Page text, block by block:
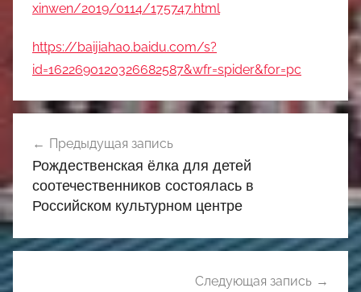
xinwen/2019/0114/175747.html
https://baijiahao.baidu.com/s?
id=1622690120326682587&wfr=spider&for=pc
по
записям
Предыдущая запись
Рождественская ёлка для детей
соотечественников состоялась в
Российском культурном центре
Следующая запись